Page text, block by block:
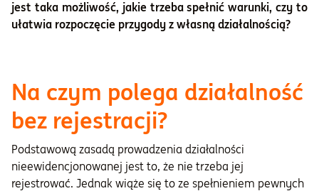
jest taka możliwość, jakie trzeba spełnić warunki, czy to
ułatwia rozpoczęcie przygody z własną działalnością?​
Na czym polega działalność
bez rejestracji?
Podstawową zasadą prowadzenia działalności
nieewidencjonowanej jest to, że nie trzeba jej
rejestrować. Jednak wiąże się to ze spełnieniem pewnych